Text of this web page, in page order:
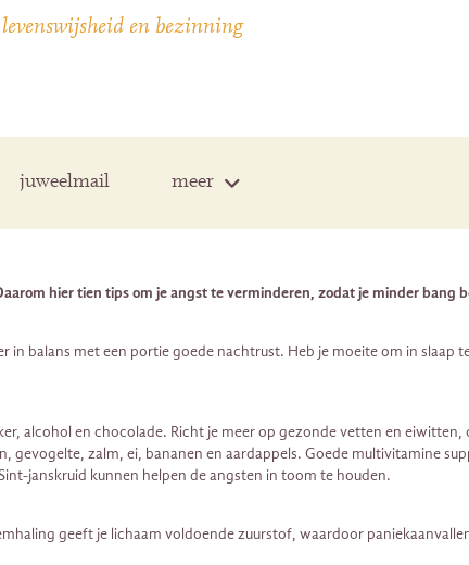
en bezinning
juweelmail meer
hier tien tips om je angst te verminderen, zodat je minder bang
in balans met een portie goede nachtrust. Heb je moeite om in slaap
alcohol en chocolade. Richt je meer op gezonde vetten en
zalm, ei, bananen en aardappels. Goede multivitamine
janskruid kunnen helpen de angsten in toom te houden.
geeft je lichaam voldoende zuurstof, waardoor